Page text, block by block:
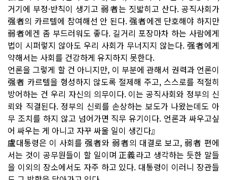
거기에 부정·반칙이 생기고 弱者는 짓밟히고 산다. 공직사회가
强者의 카르텔에 참여해선 안 된다. 强者에겐 단호해야 하지만
弱者에겐 좀 부드러워도 좋다. 길거리 포장마차 하는 사람에게
법이 시퍼렇지 않아도 우리 사회가 무너지지 않는다. 强者에게
약해서는 사회를 건강하게 유지하지 못한다.
언론을 그렇게 할 건 아니지만, 이 부분에 관해서 권력과 언론이
强者 카르텔을 형성하지 않도록 절제해 주고, 스스로를 적절히
방어하는 건 우리 자신의 의무이다. 이는 공직사회와 정부의 신
뢰와 직결된다. 정부의 신뢰를 손상하는 보도가 나왔는데도 아
무 조치를 하지 않고 넘어가면 직무 유기이다. 언론과 싸우고싶
어 싸우는 게 아니고 자꾸 싸울 일이 생긴다』
盧대통령은 이 사회를 强者와 弱者의 대결로 보고, 弱者 편에
서는 것이 공무원들이 할 일이며 正義라고 생각하는 듯한 말들
을 이외의 장소에서도 자주 하고 있다. 대통령이 이러니 장관들